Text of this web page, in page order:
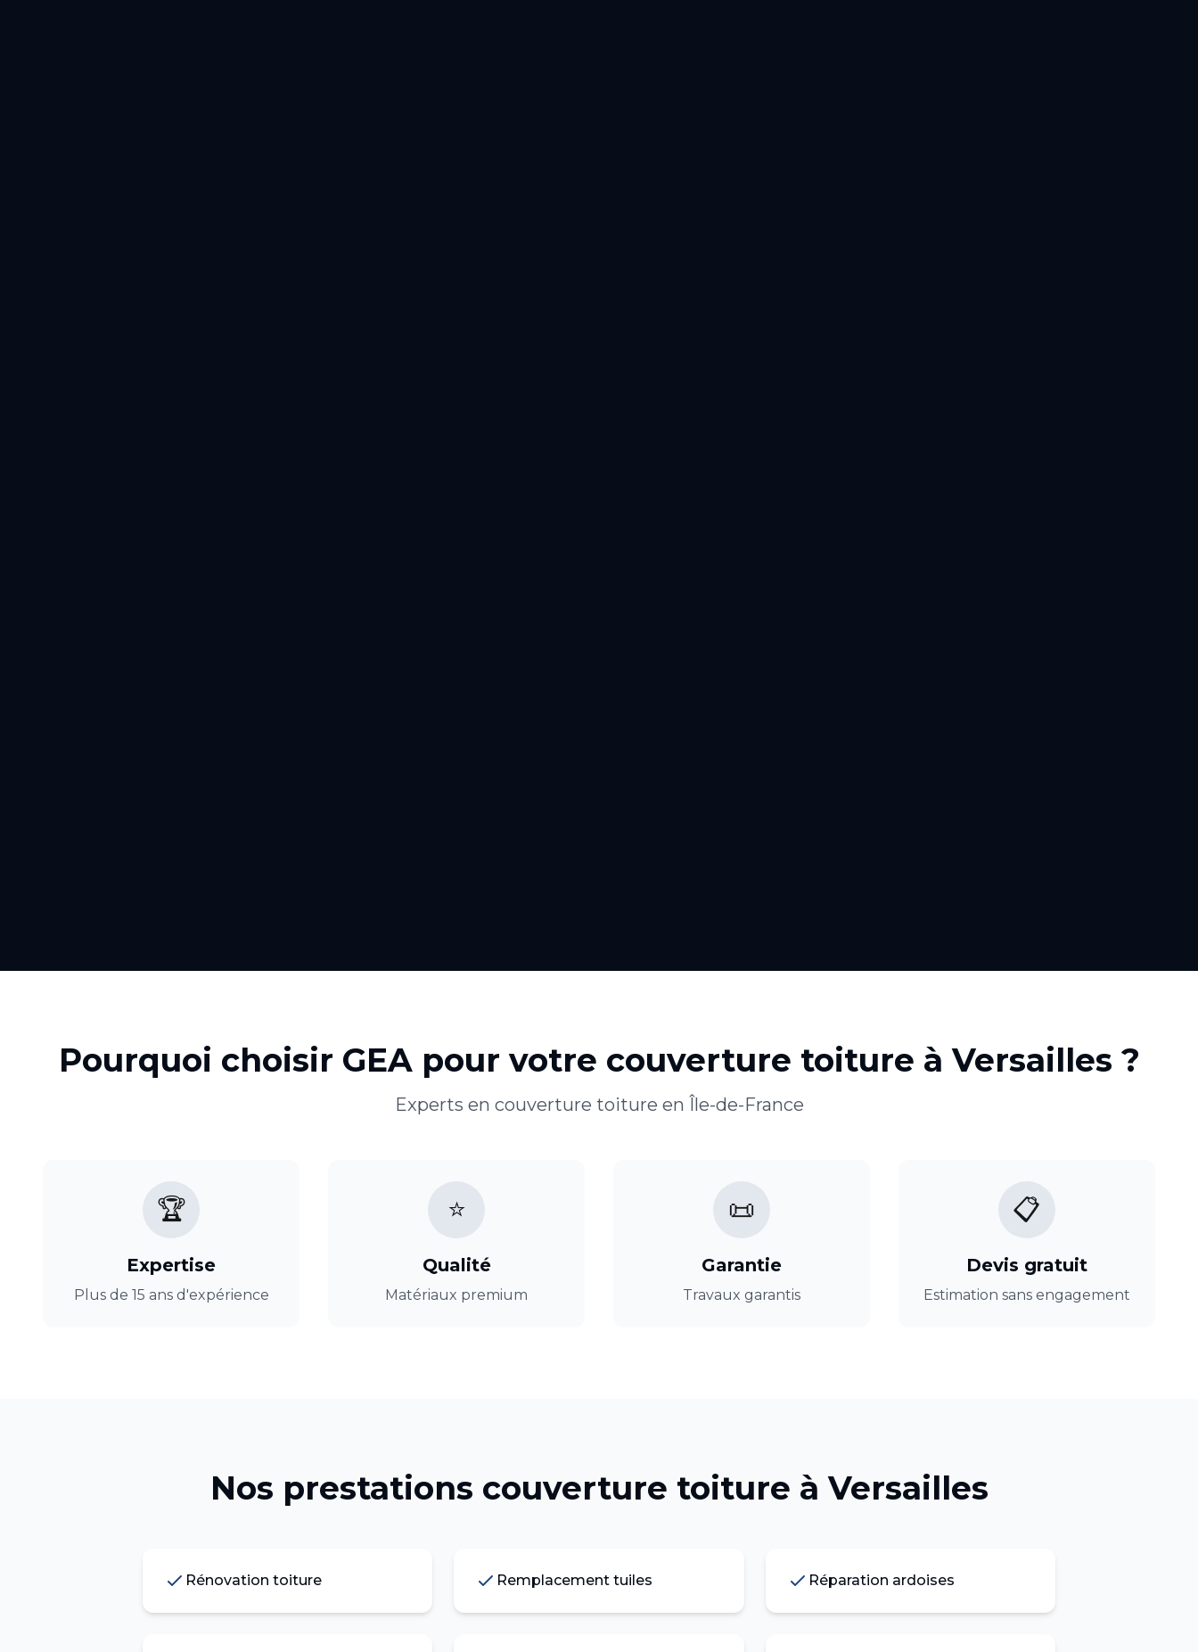
Pourquoi choisir GEA pour votre couverture toiture àVersailles ?
Experts en couverture toiture en Île-de-France
🏆
Expertise
Plus de 15 ans d'expérience
⭐
Qualité
Matériaux premium
📜
Garantie
Travaux garantis
📋
Devis gratuit
Estimation sans engagement
Nos prestations couverture toiture àVersailles
Rénovation toiture Remplacement tuiles Réparation ardoises